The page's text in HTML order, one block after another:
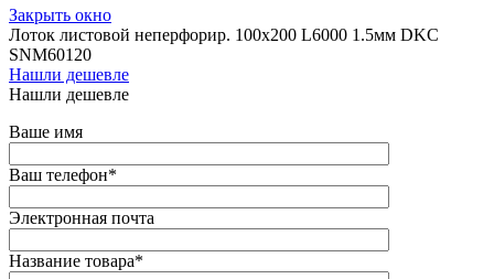
Закрыть окно
Лоток листовой неперфорир. 100х200 L6000 1.5мм DKC
SNM60120
Нашли дешевле
Нашли дешевле
Ваше имя
Ваш телефон*
Электронная почта
Название товара*